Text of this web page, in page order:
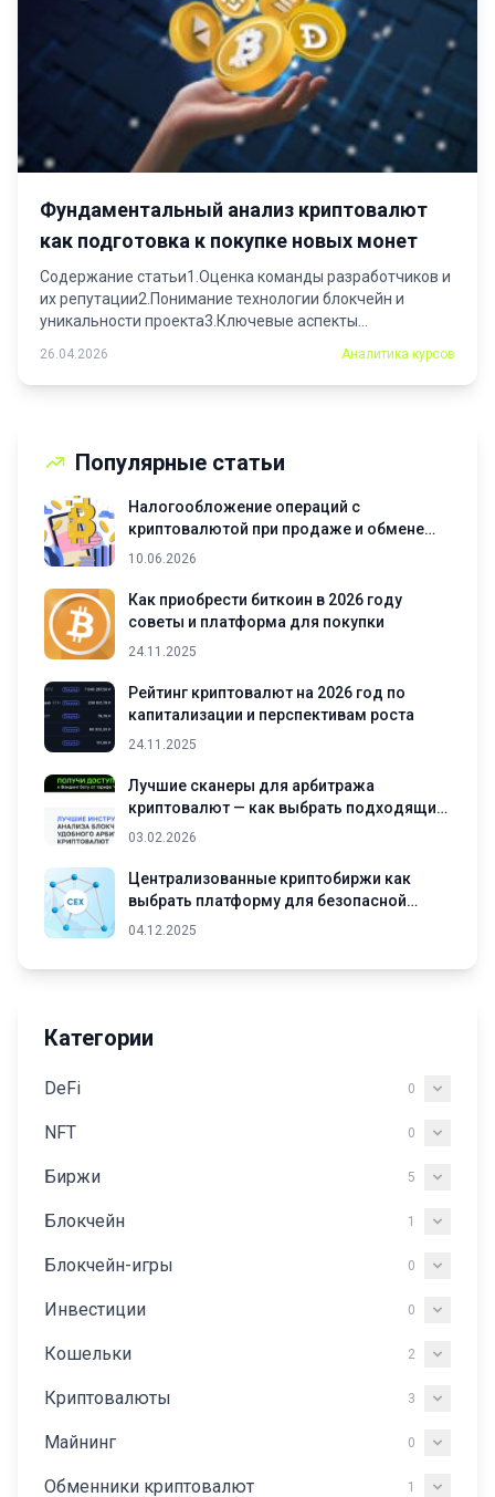
Фундаментальный анализ криптовалют
как подготовка к покупке новых монет
Содержание статьи1.Оценка команды разработчиков и
их репутации2.Понимание технологии блокчейн и
уникальности проекта3.Ключевые аспекты
26.04.2026 Аналитика курсов
Популярные статьи
Налогообложение операций с
криптовалютой при продаже и обмене
активов
10.06.2026
Как приобрести биткоин в 2026 году
советы и платформа для покупки
24.11.2025
Рейтинг криптовалют на 2026 год по
капитализации и перспективам роста
24.11.2025
Лучшие сканеры для арбитража
криптовалют — как выбрать подходящий
инструмент
03.02.2026
Централизованные криптобиржи как
выбрать платформу для безопасной
торговли криптовалютами
04.12.2025
Категории
DeFi 0
NFT 0
Биржи 5
Блокчейн 1
Блокчейн-игры 0
Инвестиции 0
Кошельки 2
Криптовалюты 3
Майнинг 0
Обменники криптовалют 1